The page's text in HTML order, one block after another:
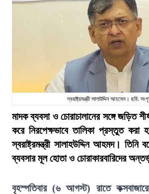
স্বরাষ্ট্রমন্ত্রী সালাউদ্দিন আহমেদ। ছবি:
মাদক ব্যবসা ও চোরাচালানের সঙ্গে জড়িত
করে নিরপেক্ষভাবে তালিকা প্রস্তুত করা
স্বরাষ্ট্রমন্ত্রী সালাহউদ্দিন আহমদ। তিনি
ব্যবসার মূল হোতা ও চোরাকারবারিদের
বৃহস্পতিবার (৬ আগস্ট) রাতে